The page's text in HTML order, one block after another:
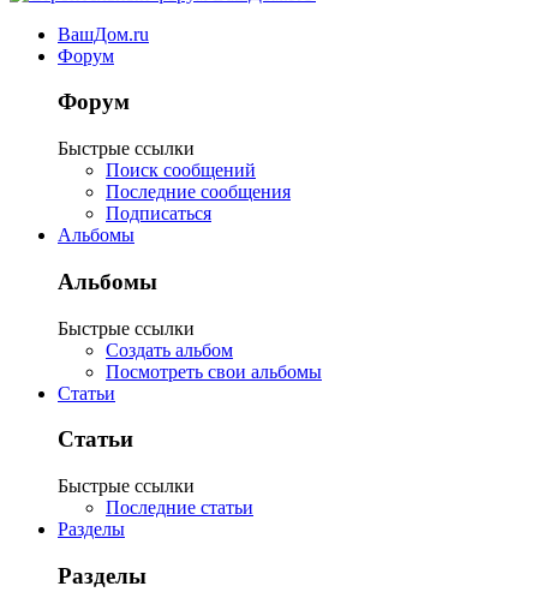
ВашДом.ru
Форум
Форум
Быстрые ссылки
Поиск сообщений
Последние сообщения
Подписаться
Альбомы
Альбомы
Быстрые ссылки
Создать альбом
Посмотреть свои альбомы
Статьи
Статьи
Быстрые ссылки
Последние статьи
Разделы
Разделы